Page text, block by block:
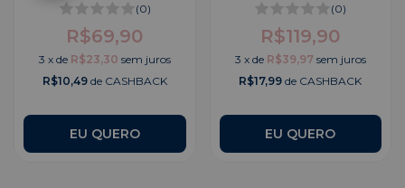
(0)
R$69,90
3 x de R$23,30 sem juros
R$10,49de CASHBACK
(0)
R$119,90
3 x de R$39,97 sem juros
R$17,99 de CASHBACK